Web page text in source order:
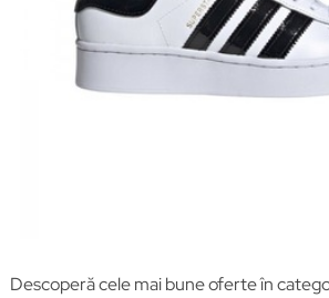
Descoperă cele mai bune oferte în